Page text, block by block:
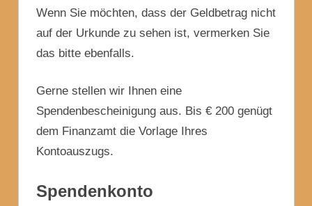
Wenn Sie möchten, dass der Geldbetrag nicht
auf der Urkunde zu sehen ist, vermerken Sie
das bitte ebenfalls.
Gerne stellen wir Ihnen eine
Spendenbescheinigung aus. Bis € 200 genügt
dem Finanzamt die Vorlage Ihres
Kontoauszugs.
Spendenkonto